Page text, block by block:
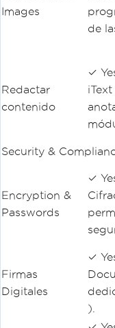
Images
de
Redactar
contenido
✓
Security &
Encryption &
Passwords
✓
Firmas
Digitales
✓
).